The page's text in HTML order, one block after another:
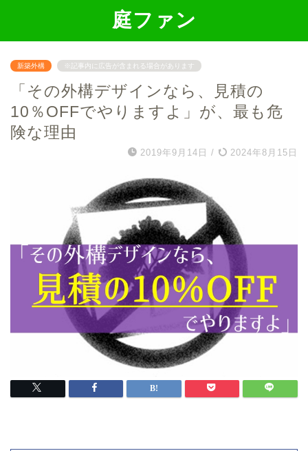
庭ファン
新築外構 ※記事内に広告が含まれる場合があります
「その外構デザインなら、見積の
10％OFFでやりますよ」が、最も危
険な理由
2019年9月14日 / 2024年8月15日